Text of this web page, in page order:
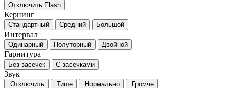
Отключить Flash
Кернинг
Стандартный Средний Большой
Интервал
Одинарный Полуторный Двойной
Гарнитура
Без засечек С засечками
Звук
Отключить Тише Нормально Громче